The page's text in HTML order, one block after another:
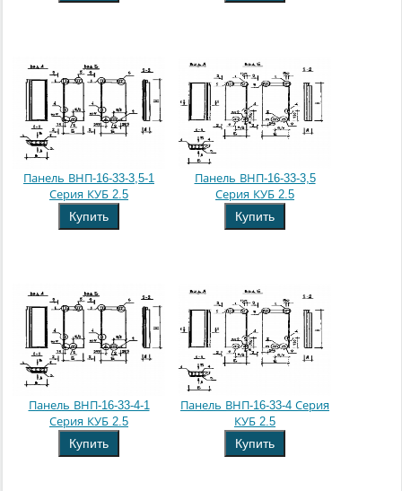
Панель ВНП-16-33-3,5-1
Серия КУБ 2.5
Купить
Панель ВНП-16-33-3,5
Серия КУБ 2.5
Купить
Панель ВНП-16-33-4-1
Серия КУБ 2.5
Купить
Панель ВНП-16-33-4 Серия
КУБ 2.5
Купить